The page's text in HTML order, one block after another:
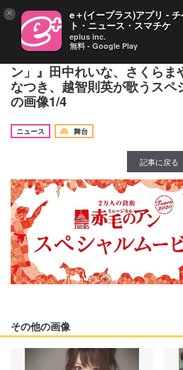
『2万人の鼓動 TOURS ミュ
ン」』田中れいな、さくら
なつき、越智則英が歌うスペ
の画像1/4
ニュース
舞台
記事に戻る
その他の画像
× e＋(イープラス)アプリ - チ
ト・ニュース・スマチケ
eplus inc.
無料 - Google Play